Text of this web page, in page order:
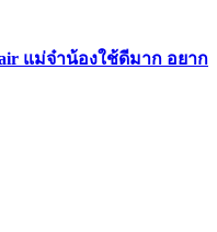
แม่จ๋าน้องใช้ดีมาก อยาก